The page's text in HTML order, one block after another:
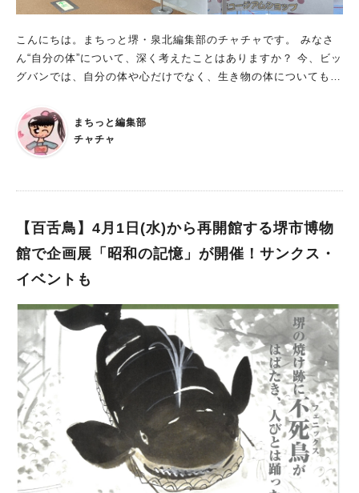
しょうか？ 芸術作品に触れよう 堺市内で、気軽にミュシャの作
品を見ることができるのは、幸せですよね！ あまり美術館に行
かないという方も、行ってみてはいかがでしょうか？ 来館され
しんでください！ ぜひ、展示の中から、お気に入りの作品を見
つけてくださいね。 ※画像は施設提供
こんにちは。まちっと堺・泉北編集部のチャチャです。 みなさ
ん“自分の体”について、深く考えたことはありますか？ 今、ビッ
グバンでは、自分の体や心だけでなく、生き物の体についても学
館企画展「元気いっぱい！からだ×じぶんトリセツ」 開催期間：
2026年4月14日(火)～7月12日(日) 開館時間：10 時～17時（入館
は16 時 30 分まで） 休館日：月曜日（※詳細はビッグバンホー
び場“堺市立ビッグバン”で、現在行われている企画展は、「元気
だけれど、各階で展示内容が変わるのが、全館企画展の楽しいと
ころ。 入口から階段を上がった2階では、「からだトリビア」が
など、気になる「からだのふしぎクイズ」が行われています。 4
階では、動物病院コーナーや、ビッグバンオリジナルの身体測定
も実施中！ ■人気のワークショップは要チェック 期間中の特定
日に開催されているワークショップも、参加したいですよね！
工作ワークショップでは、4月18日～5月17日は「カードケース
キーホルダー」、5月23日～7月12日には「ひかるうちわ」が作
れます。 2階スペースキッチンでは、5月24日(日)＆6月28日(日)
は「出張パン教室」が開催。また、「飴細工体験」が行われる日
もありますよ（※開催日はHPをチェックしてください）！ な
お、これらに参加するには、チケットを購入する必要がありま
まちっと編集部
チャチャ
【百舌鳥】4月1日(水)から再開館する堺市博物
館で企画展「昭和の記憶」が開催！サンクス・
イベントも